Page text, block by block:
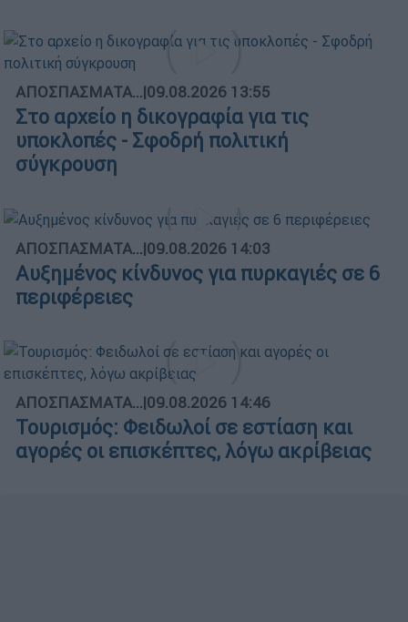
ΑΠΟΣΠΑΣΜΑΤΑ...|09.08.2026 13:55
Στο αρχείο η δικογραφία για τις
υποκλοπές - Σφοδρή πολιτική
σύγκρουση
ΑΠΟΣΠΑΣΜΑΤΑ...|09.08.2026 14:03
Αυξημένος κίνδυνος για πυρκαγιές σε 6
περιφέρειες
ΑΠΟΣΠΑΣΜΑΤΑ...|09.08.2026 14:46
Τουρισμός: Φειδωλοί σε εστίαση και
αγορές οι επισκέπτες, λόγω ακρίβειας